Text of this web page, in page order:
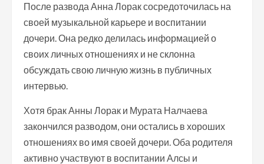
После развода Анна Лорак сосредоточилась на
своей музыкальной карьере и воспитании
дочери. Она редко делилась информацией о
своих личных отношениях и не склонна
обсуждать свою личную жизнь в публичных
интервью.
Хотя брак Анны Лорак и Мурата Налчаева
закончился разводом, они остались в хороших
отношениях во имя своей дочери. Оба родителя
активно участвуют в воспитании Алсы и